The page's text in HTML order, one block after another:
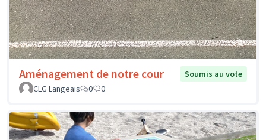
Aménagement de notre cour
Soumis au vote
CLG Langeais
0 0